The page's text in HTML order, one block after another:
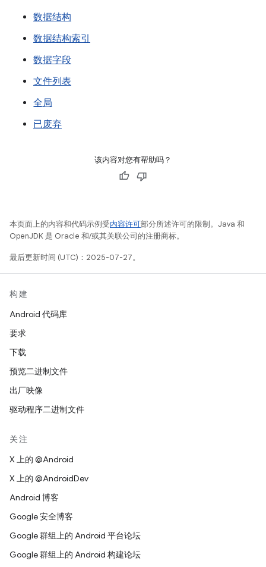
数据结构
数据结构索引
数据字段
文件列表
全局
已废弃
该内容对您有帮助吗？
本页面上的内容和代码示例受内容许可部分所述许可的限制。Java 和
OpenJDK 是 Oracle 和/或其关联公司的注册商标。
最后更新时间 (UTC)：2025-07-27。
构建
Android 代码库
要求
下载
预览二进制文件
出厂映像
驱动程序二进制文件
关注
X 上的 @Android
X 上的 @AndroidDev
Android 博客
Google 安全博客
Google 群组上的 Android 平台论坛
Google 群组上的 Android 构建论坛